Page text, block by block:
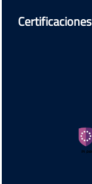
Certificaciones